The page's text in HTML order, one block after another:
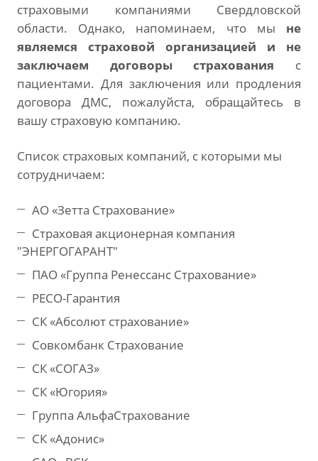
страховыми компаниями Свердловской
области. Однако, напоминаем, что мы не
являемся страховой организацией и не
заключаем договоры страхования с
пациентами. Для заключения или продления
договора ДМС, пожалуйста, обращайтесь в
вашу страховую компанию.
Список страховых компаний, с которыми мы
сотрудничаем:
АО «Зетта Страхование»
Страховая акционерная компания
"ЭНЕРГОГАРАНТ"
ПАО «Группа Ренессанс Страхование»
РЕСО-Гарантия
СК «Абсолют страхование»
Совкомбанк Страхование
СК «СОГАЗ»
СК «Югория»
Группа АльфаСтрахование
СК «Адонис»